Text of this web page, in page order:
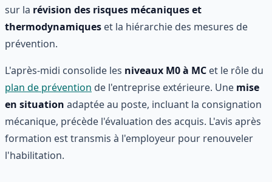
sur la révision des risques mécaniques et
thermodynamiques et la hiérarchie des mesures de
prévention.
L'après-midi consolide les niveaux M0 à MC et le rôle du
plan de prévention de l'entreprise extérieure. Une mise
en situation adaptée au poste, incluant la consignation
mécanique, précède l'évaluation des acquis. L'avis après
formation est transmis à l'employeur pour renouveler
l'habilitation.